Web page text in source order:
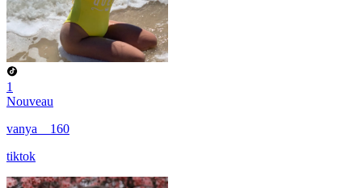
1
Nouveau
vanya__160
tiktok